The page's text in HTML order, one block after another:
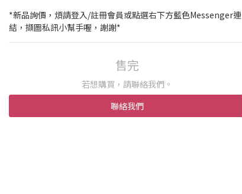
*新品詢價，煩請登入/註冊會員或點選右下方藍色Messenger連
結，擷圖私訊小幫手喔，謝謝*
售完
若想購買，請聯絡我們。
聯絡我們